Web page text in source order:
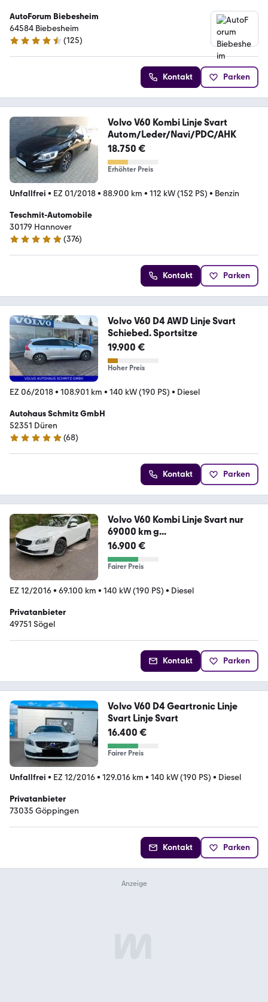
AutoForum Biebesheim
64584 Biebesheim
4.4 Sterne
(125)
Kontakt Parken
Volvo V60 Kombi Linje Svart
Autom/Leder/Navi/PDC/AHK
18.750 €
Erhöhter Preis
Unfallfrei • EZ 01/2018• 88.900 km • 112 kW (152 PS) • Benzin
Teschmit-Automobile
30179 Hannover
4.8 Sterne
(376)
Kontakt Parken
Volvo V60 D4 AWD Linje Svart
Schiebed. Sportsitze
19.900 €
Hoher Preis
EZ 06/2018• 108.901 km • 140 kW (190 PS) • Diesel
Autohaus Schmitz GmbH
52351 Düren
5 Sterne
(68)
Kontakt Parken
Volvo V60 Kombi Linje Svart nur
69000 km g...
16.900 €
Fairer Preis
EZ 12/2016• 69.100 km • 140 kW (190 PS) • Diesel
Privatanbieter
49751 Sögel
Kontakt Parken
Volvo V60 D4 Geartronic Linje
Svart Linje Svart
16.400 €
Fairer Preis
Unfallfrei • EZ 12/2016• 129.016 km • 140 kW (190 PS) • Diesel
Privatanbieter
73035 Göppingen
Kontakt Parken